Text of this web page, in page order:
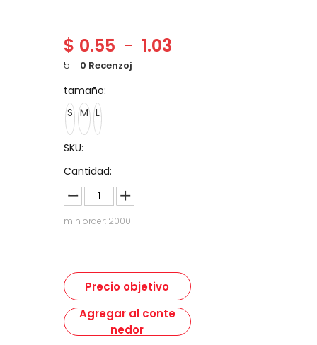
$ 0.55 - 1.03
5 0 Recenzoj
tamaño:
S M L
SKU:
Cantidad:
min order: 2000
Precio objetivo
Agregar al conte
nedor